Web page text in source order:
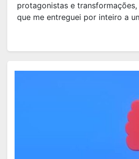
protagonistas e transformações,
que me entreguei por inteiro a